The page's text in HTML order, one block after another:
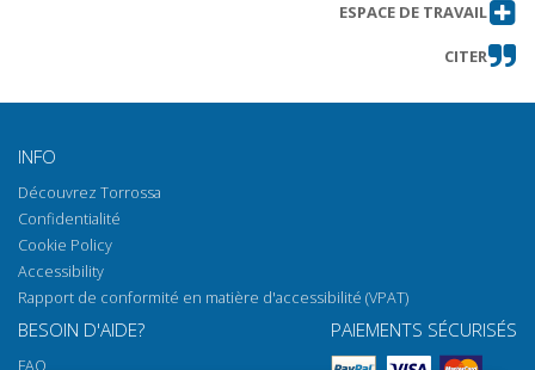
ESPACE DE TRAVAIL
CITER
INFO
Découvrez Torrossa
Confidentialité
Cookie Policy
Accessibility
Rapport de conformité en matière d'accessibilité (VPAT)
BESOIN D'AIDE? PAIEMENTS SÉCURISÉS